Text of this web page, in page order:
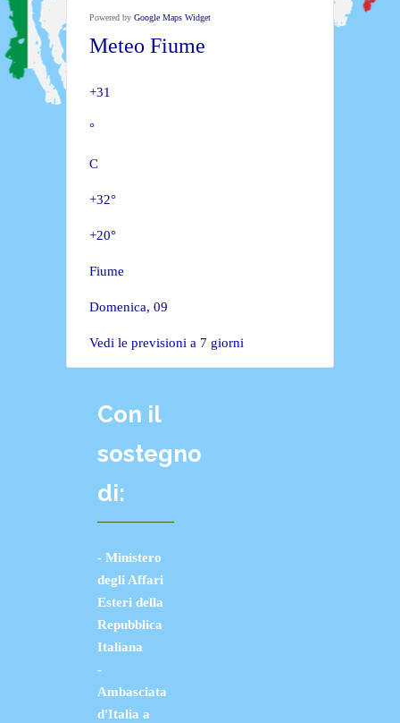
Powered by Google Maps Widget
Meteo Fiume
+31
°
C
+32°
+20°
Fiume
Domenica, 09
Vedi le previsioni a 7 giorni
Con il
sostegno
di:
- Ministero
degli Affari
Esteri della
Repubblica
Italiana
-
Ambasciata
d'Italia a